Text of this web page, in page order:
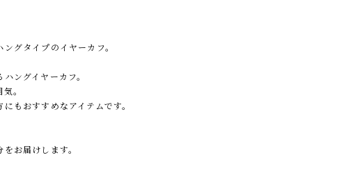
グタイプのイヤーカフ。
ングイヤーカフ。
。
もおすすめなアイテムです。
お届けします。